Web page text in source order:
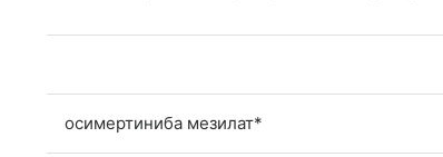
осимертиниба мезилат*